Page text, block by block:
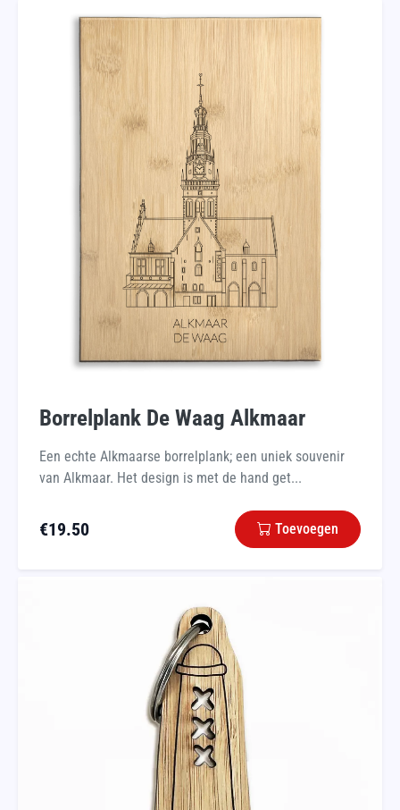
Borrelplank De Waag Alkmaar
Een echte Alkmaarse borrelplank; een uniek souvenir
van Alkmaar. Het design is met de hand get...
€19.50 Toevoegen